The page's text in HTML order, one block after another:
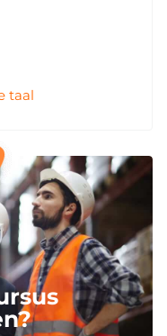
taal